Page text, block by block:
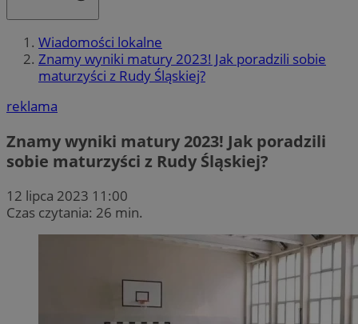
Wiadomości lokalne
Znamy wyniki matury 2023! Jak poradzili sobie
maturzyści z Rudy Śląskiej?
reklama
Znamy wyniki matury 2023! Jak poradzili
sobie maturzyści z Rudy Śląskiej?
12 lipca 2023 11:00
Czas czytania: 26 min.